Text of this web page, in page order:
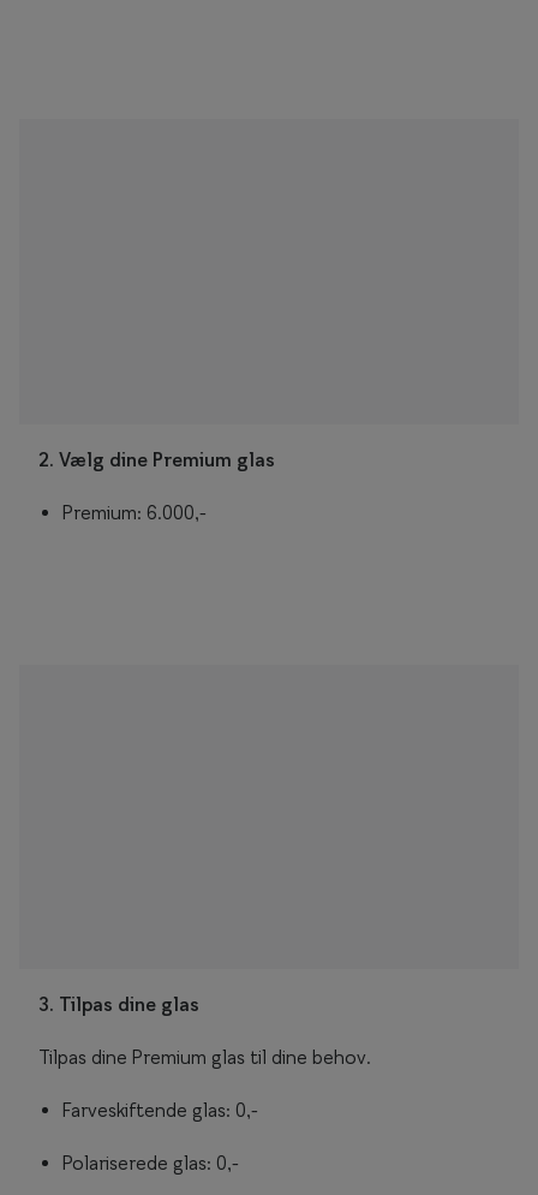
2. Vælg dine Premium glas
Premium: 6.000,-
3. Tilpas dine glas
Tilpas dine Premium glas til dine behov.
Farveskiftende glas: 0,-
Polariserede glas: 0,-